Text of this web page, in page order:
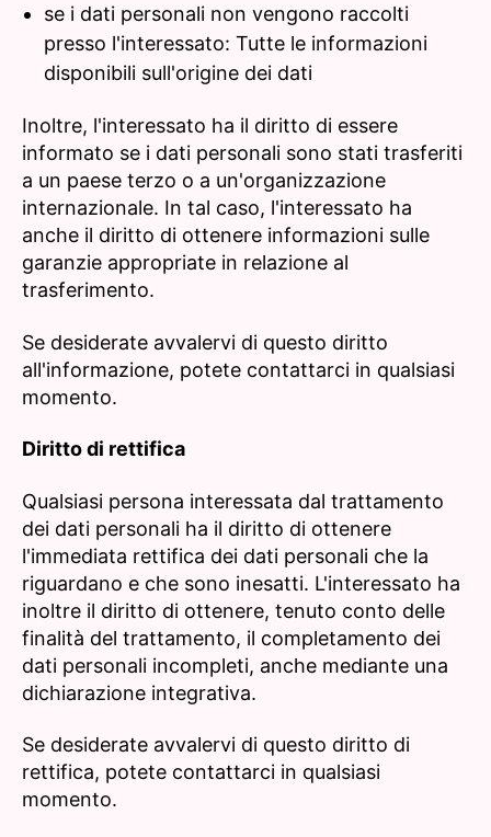
se i dati personali non vengono raccolti
presso l'interessato: Tutte le informazioni
disponibili sull'origine dei dati
Inoltre, l'interessato ha il diritto di essere
informato se i dati personali sono stati trasferiti
a un paese terzo o a un'organizzazione
internazionale. In tal caso, l'interessato ha
anche il diritto di ottenere informazioni sulle
garanzie appropriate in relazione al
trasferimento.
Se desiderate avvalervi di questo diritto
all'informazione, potete contattarci in qualsiasi
momento.
Diritto di rettifica
Qualsiasi persona interessata dal trattamento
dei dati personali ha il diritto di ottenere
l'immediata rettifica dei dati personali che la
riguardano e che sono inesatti. L'interessato ha
inoltre il diritto di ottenere, tenuto conto delle
finalità del trattamento, il completamento dei
dati personali incompleti, anche mediante una
dichiarazione integrativa.
Se desiderate avvalervi di questo diritto di
rettifica, potete contattarci in qualsiasi
momento.